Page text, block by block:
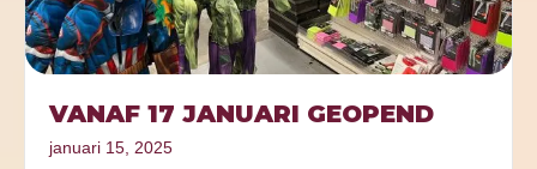
VANAF 17 JANUARI GEOPEND
januari 15, 2025